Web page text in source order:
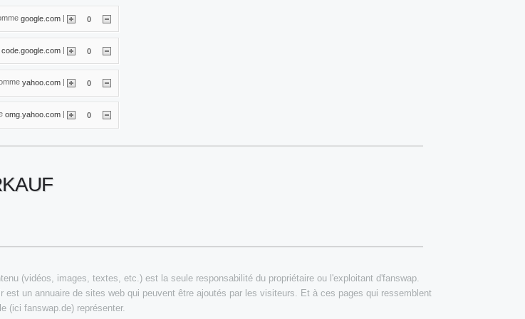
google.com | 0
code.google.com | 0
yahoo.com | 0
omg.yahoo.com 0
(vidéos, images, textes, etc.) est la seule responsabilité du propriétaire ou l'exploitant d'fanswap.
un annuaire de sites web qui peuvent être ajoutés par les visiteurs. Et à ces pages qui ressemblent
(ici fanswap.de) représenter.